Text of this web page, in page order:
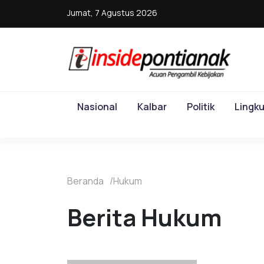
Jumat, 7 Agustus 2026
Nasional Kalbar Politik
Beranda Hukum
Berita Hukum